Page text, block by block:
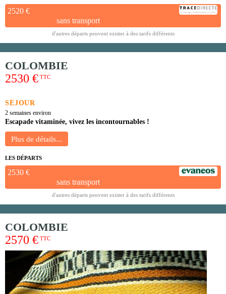
2520 €
sans transport
d'autres départs peuvent exister à des tarifs différents
COLOMBIE
2530 € TTC
SÉJOUR
2 semaines environ
Escapade vitaminée, vivez les incontournables !
LES DÉPARTS
2530 €
sans transport
d'autres départs peuvent exister à des tarifs différents
COLOMBIE
2570 € TTC